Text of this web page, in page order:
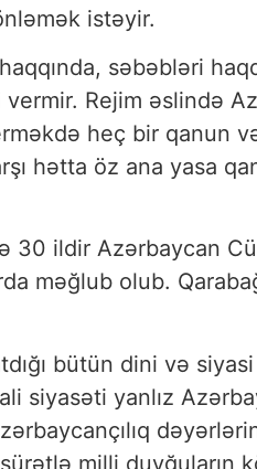
istəyir.
səbəbləri
Rejim əslində
heç bir qanun
hətta öz ana yasa
30 ildir Azərbaycan
məğlub olub.
bütün dini və
siyasəti yanlız
milli duyğuların